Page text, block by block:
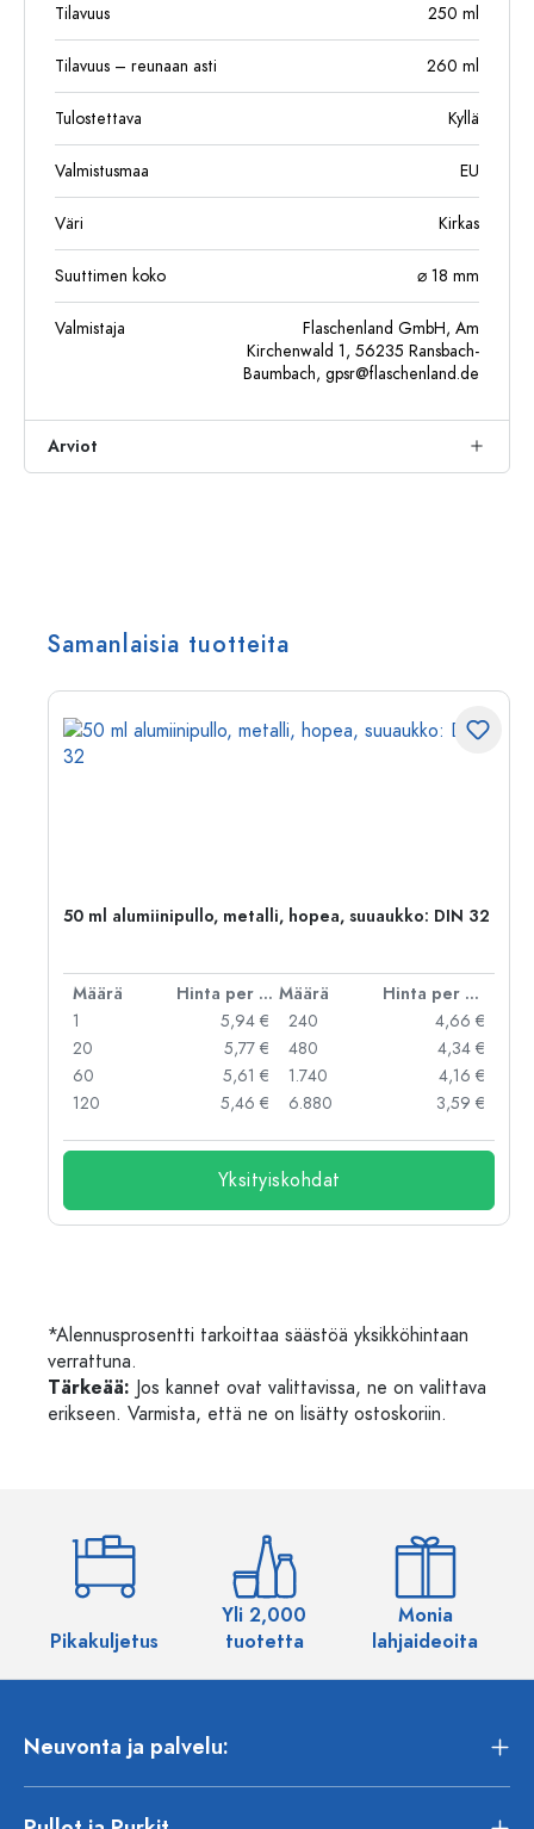
Tilavuus 250 ml
Tilavuus – reunaan asti 260 ml
Tulostettava Kyllä
Valmistusmaa EU
Väri Kirkas
Suuttimen koko ⌀ 18 mm
Valmistaja
Flaschenland GmbH, Am
Kirchenwald 1, 56235 Ransbach-
Baumbach, gpsr@flaschenland.de
Arviot
Samanlaisia tuotteita
50 ml alumiinipullo, metalli, hopea, suuaukko: DIN 32
Määrä Hinta per kpl Määrä
Hinta per kpl
1
5,94 €
20
5,77 €
60
5,61 €
120
5,46 €
240
4,66 €
480
4,34 €
1.740
4,16 €
6.880
3,59 €
Yksityiskohdat
*Alennusprosentti tarkoittaa säästöä yksikköhintaan
verrattuna.
Tärkeää: Jos kannet ovat valittavissa, ne on valittava
erikseen. Varmista, että ne on lisätty ostoskoriin.
Pikakuljetus
Yli 2,000
tuotetta
Monia
lahjaideoita
Neuvonta ja palvelu: